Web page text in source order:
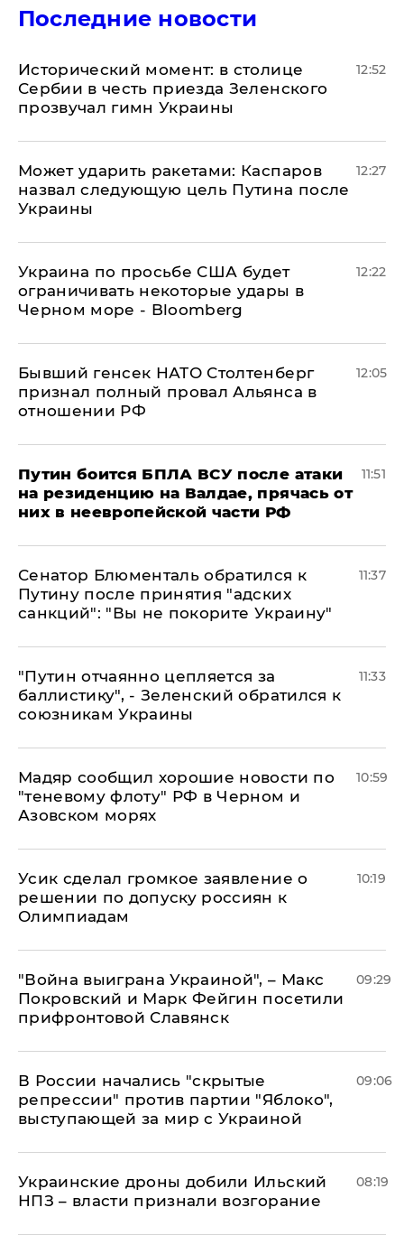
Последние новости
Исторический момент: в столице
Сербии в честь приезда Зеленского
прозвучал гимн Украины
12:52
Может ударить ракетами: Каспаров
назвал следующую цель Путина после
Украины
12:27
Украина по просьбе США будет
ограничивать некоторые удары в
Черном море - Bloomberg
12:22
Бывший генсек НАТО Столтенберг
признал полный провал Альянса в
отношении РФ
12:05
Путин боится БПЛА ВСУ после атаки
на резиденцию на Валдае, прячась от
них в неевропейской части РФ
11:51
Сенатор Блюменталь обратился к
Путину после принятия "адских
санкций": "Вы не покорите Украину"
11:37
"Путин отчаянно цепляется за
баллистику", - Зеленский обратился к
союзникам Украины
11:33
Мадяр сообщил хорошие новости по
"теневому флоту" РФ в Черном и
Азовском морях
10:59
Усик сделал громкое заявление о
решении по допуску россиян к
Олимпиадам
10:19
"Война выиграна Украиной", – Макс
Покровский и Марк Фейгин посетили
прифронтовой Славянск
09:29
В России начались "скрытые
репрессии" против партии "Яблоко",
выступающей за мир с Украиной
09:06
Украинские дроны добили Ильский
НПЗ – власти признали возгорание
08:19